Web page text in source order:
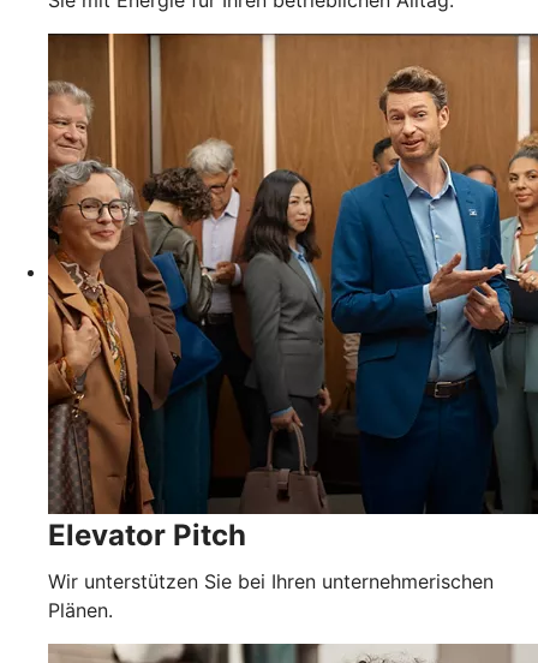
Elevator Pitch
Wir unterstützen Sie bei Ihren unternehmerischen
Plänen.